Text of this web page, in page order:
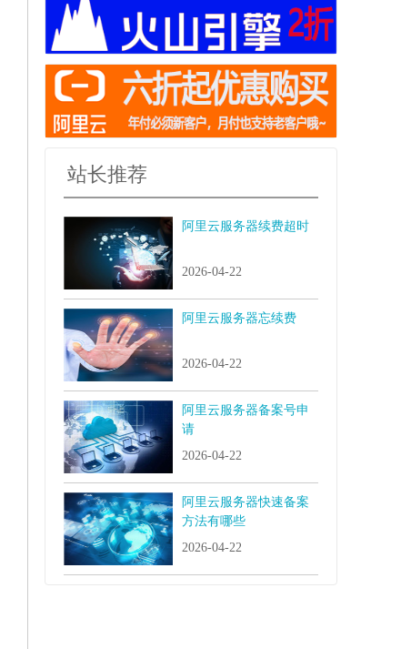
站长推荐
阿里云服务器续费超时
2026-04-22
阿里云服务器忘续费
2026-04-22
阿里云服务器备案号申
请
2026-04-22
阿里云服务器快速备案
方法有哪些
2026-04-22